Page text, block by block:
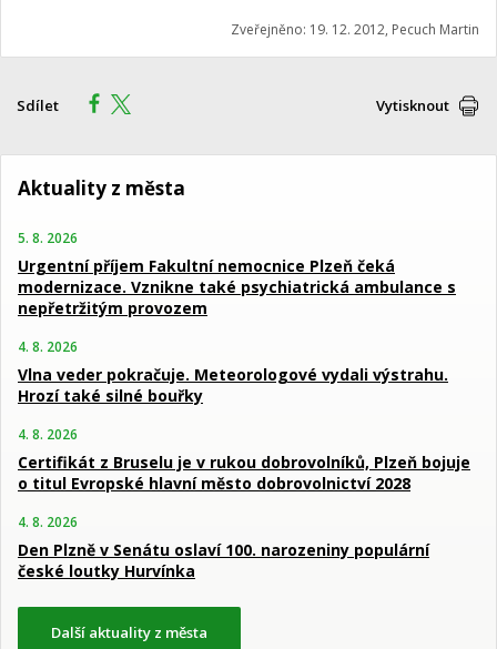
Zveřejněno: 19. 12. 2012, Pecuch Martin
Sdílet Vytisknout
Aktuality z města
5. 8. 2026
Urgentní příjem Fakultní nemocnice Plzeň čeká
modernizace. Vznikne také psychiatrická ambulance s
nepřetržitým provozem
4. 8. 2026
Vlna veder pokračuje. Meteorologové vydali výstrahu.
Hrozí také silné bouřky
4. 8. 2026
Certifikát z Bruselu je v rukou dobrovolníků, Plzeň bojuje
o titul Evropské hlavní město dobrovolnictví 2028
4. 8. 2026
Den Plzně v Senátu oslaví 100. narozeniny populární
české loutky Hurvínka
Další aktuality z města